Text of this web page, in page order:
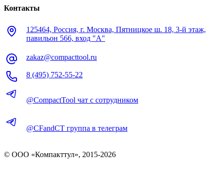
Контакты
125464, Россия, г. Москва, Пятницкое ш. 18, 3-й этаж,
павильон 566, вход "А"
zakaz@compacttool.ru
8 (495) 752-55-22
@CompactTool чат с сотрудником
@CFandCT группа в телеграм
© OOO «Компакттул», 2015-2026